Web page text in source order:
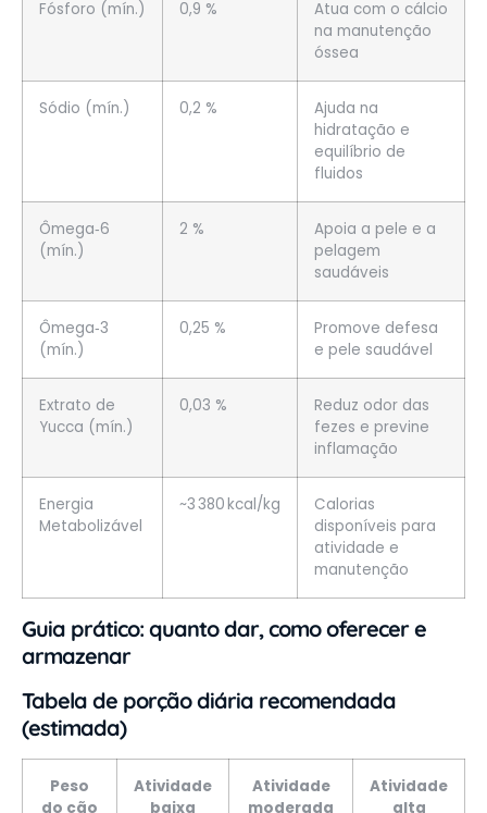
Fósforo (mín.) 0,9 %
Atua com o cálcio
na manutenção
óssea
Sódio (mín.) 0,2 %
Ajuda na
hidratação e
equilíbrio de
fluidos
Ômega‑6
(mín.)
2 %
Apoia a pele e a
pelagem
saudáveis
Ômega‑3
(mín.)
0,25 %
Promove defesa
e pele saudável
Extrato de
Yucca (mín.)
0,03 %
Reduz odor das
fezes e previne
inflamação
Energia
Metabolizável
~3 380 kcal/kg
Calorias
disponíveis para
atividade e
manutenção
Guia prático: quanto dar, como oferecer e
armazenar
Tabela de porção diária recomendada
(estimada)
Peso
do cão
Atividade
baixa
Atividade
moderada
Atividade
alta